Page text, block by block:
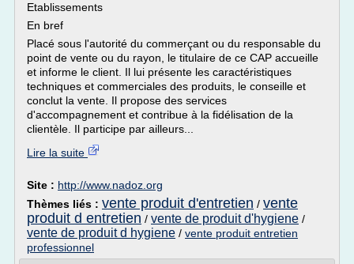
Etablissements
En bref
Placé sous l'autorité du commerçant ou du responsable du
point de vente ou du rayon, le titulaire de ce CAP accueille
et informe le client. Il lui présente les caractéristiques
techniques et commerciales des produits, le conseille et
conclut la vente. Il propose des services
d'accompagnement et contribue à la fidélisation de la
clientèle. Il participe par ailleurs...
Lire la suite
Site : http://www.nadoz.org
Thèmes liés : vente produit d'entretien / vente
produit d entretien / vente de produit d'hygiene /
vente de produit d hygiene / vente produit entretien
professionnel